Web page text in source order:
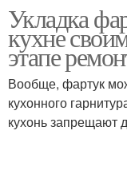
Кухонный
Кабанчик на
Укладка
кухне
этапе
Вообще, фартук
кухонного
кухонь запрещают